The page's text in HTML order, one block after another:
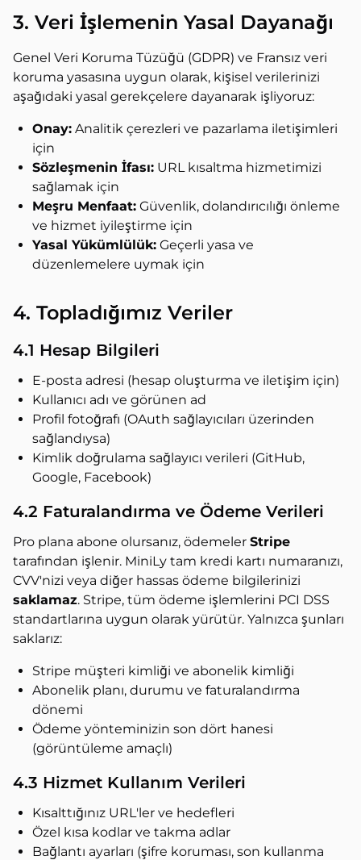
3. Veri İşlemenin Yasal Dayanağı
Genel Veri Koruma Tüzüğü (GDPR) ve Fransız veri
koruma yasasına uygun olarak, kişisel verilerinizi
aşağıdaki yasal gerekçelere dayanarak işliyoruz:
Onay: Analitik çerezleri ve pazarlama iletişimleri
için
Sözleşmenin İfası: URL kısaltma hizmetimizi
sağlamak için
Meşru Menfaat: Güvenlik, dolandırıcılığı önleme
ve hizmet iyileştirme için
Yasal Yükümlülük: Geçerli yasa ve
düzenlemelere uymak için
4. Topladığımız Veriler
4.1 Hesap Bilgileri
E-posta adresi (hesap oluşturma ve iletişim için)
Kullanıcı adı ve görünen ad
Profil fotoğrafı (OAuth sağlayıcıları üzerinden
sağlandıysa)
Kimlik doğrulama sağlayıcı verileri (GitHub,
Google, Facebook)
4.2 Faturalandırma ve Ödeme Verileri
Pro plana abone olursanız, ödemeler Stripe
tarafından işlenir. MiniLy tam kredi kartı numaranızı,
CVV'nizi veya diğer hassas ödeme bilgilerinizi
saklamaz. Stripe, tüm ödeme işlemlerini PCI DSS
standartlarına uygun olarak yürütür. Yalnızca şunları
saklarız:
Stripe müşteri kimliği ve abonelik kimliği
Abonelik planı, durumu ve faturalandırma
dönemi
Ödeme yönteminizin son dört hanesi
(görüntüleme amaçlı)
4.3 Hizmet Kullanım Verileri
Kısalttığınız URL'ler ve hedefleri
Özel kısa kodlar ve takma adlar
Bağlantı ayarları (şifre koruması, son kullanma